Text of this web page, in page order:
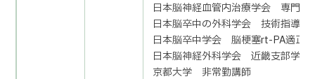
日本脳神経血管内治療学会 専門医
日本脳卒中の外科学会 技術指導医
日本脳卒中学会 脳梗塞rt-PA適正
日本脳神経外科学会 近畿支部学術
京都大学 非常勤講師